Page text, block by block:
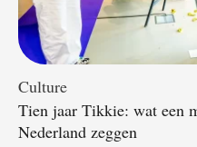
Culture
Tien jaar Tikkie: wat een
Nederland zeggen